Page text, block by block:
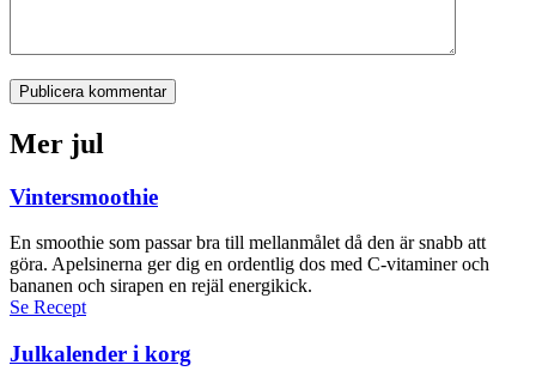
Publicera kommentar
Mer jul
Vintersmoothie
En smoothie som passar bra till mellanmålet då den är snabb att
göra. Apelsinerna ger dig en ordentlig dos med C-vitaminer och
bananen och sirapen en rejäl energikick.
Se Recept
Julkalender i korg